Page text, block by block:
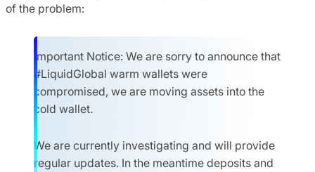
of the problem:
Important Notice: We are sorry to announce that
#LiquidGlobal warm wallets were
compromised, we are moving assets into the
cold wallet.
We are currently investigating and will provide
regular updates. In the meantime deposits and